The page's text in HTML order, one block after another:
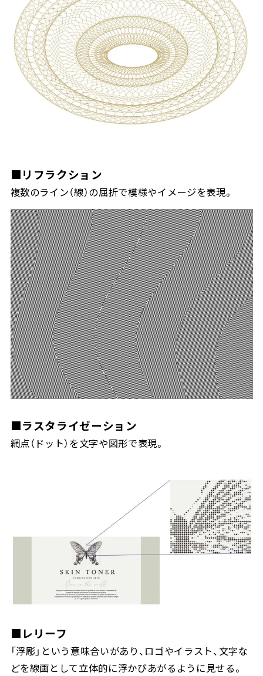
■リフラクション
複数のライン（線）の屈折で模様やイメージを表現。
■ラスタライゼーション
網点（ドット）を文字や図形で表現。
■レリーフ
「浮彫」という意味合いがあり、ロゴやイラスト、文字な
どを線画として立体的に浮かびあがるように見せる。